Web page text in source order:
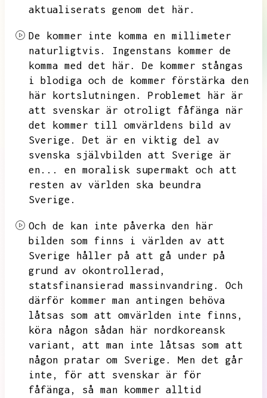
aktualiserats genom det här.
De kommer inte komma en millimeter
naturligtvis.
Ingenstans kommer de
komma med det här.
De kommer stångas
i blodiga och de kommer förstärka den
här kortslutningen.
Problemet här är
att svenskar är otroligt fåfänga när
det kommer till omvärldens bild av
Sverige.
Det är en viktig del av
svenska självbilden att Sverige är
en...
en moralisk supermakt och att
resten av världen ska beundra
Sverige.
Och de kan inte påverka den här
bilden som finns i världen av att
Sverige håller på att gå under på
grund av okontrollerad,
statsfinansierad massinvandring.
Och
därför kommer man antingen behöva
låtsas som att omvärlden inte finns,
köra någon sådan här nordkoreansk
variant,
att man inte låtsas som att
någon pratar om Sverige.
Men det går
inte,
för att svenskar är för
fåfänga,
så man kommer alltid